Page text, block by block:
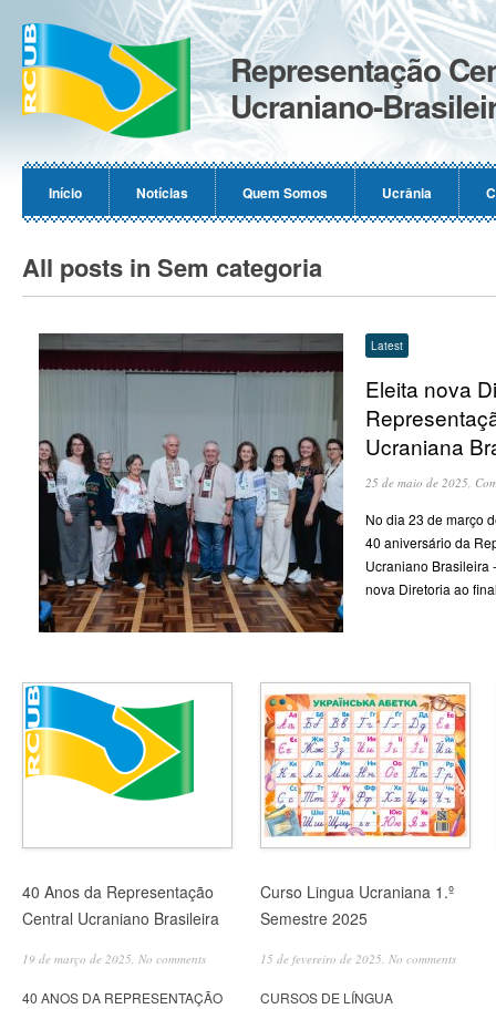
Representação
Ucraniano-
Início Notícias Quem Somos Ucrânia
All posts in Sem categoria
Latest
Eleita nova
Ucraniana
25 de maio de 2025,
No dia 23 de março
40 aniversário da
Ucraniano Brasileira
nova Diretoria ao
40 Anos da Representação
Central Ucraniano Brasileira
19 de março de 2025, No comments
40 ANOS DA REPRESENTAÇÃO
Curso Lingua Ucraniana 1.º
Semestre 2025
15 de fevereiro de 2025, No comments
CURSOS DE LÍNGUA